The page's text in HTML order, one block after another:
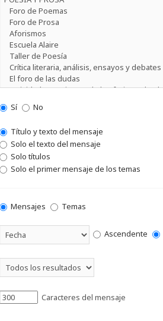
Sí No
Título y texto del mensaje
Solo el texto del mensaje
Solo títulos
Solo el primer mensaje de los temas
Mensajes Temas
Ascendente
Caracteres del mensaje